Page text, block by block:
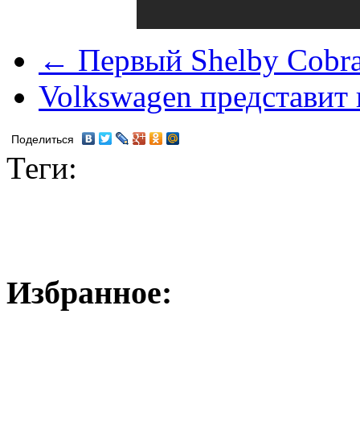
← Первый Shelby
Volkswagen
Поделиться
Теги:
Избранное: